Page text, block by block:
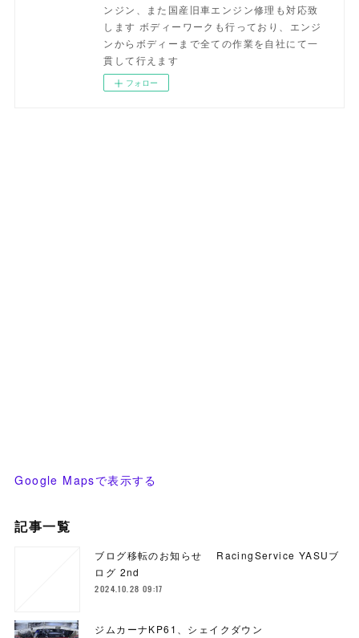
ンジン、また国産旧車エンジン修理も対応致
します ボディーワークも行っており、エンジ
ンからボディーまで全ての作業を自社にて一
貫して行えます
フォロー
Google Mapsで表示する
記事一覧
ブログ移転のお知らせ RacingService YASUブ
ログ 2nd
2024.10.28 09:17
ジムカーナKP61、シェイクダウン